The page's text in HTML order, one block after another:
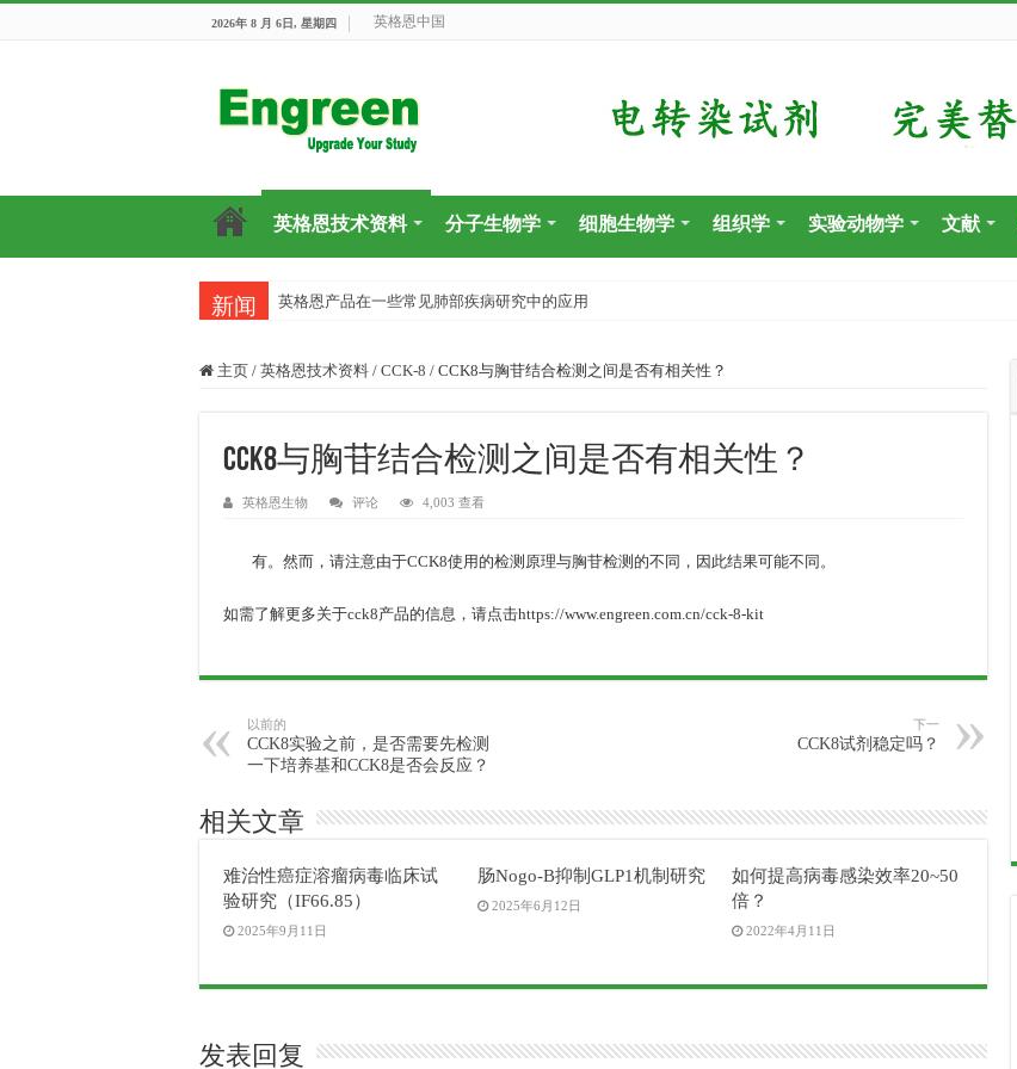
2026年 8 月 6日, 星期四 英格恩中国
英格恩技术资料 分子生物学 细胞生物学 组织学 实验动物学 文献
新闻 英格恩产品在一些常见肺部疾病研究中的应用
主页 / 英格恩技术资料 / CCK-8 / CCK8与胸苷结合检测之间是否有相关性？
CCK8与胸苷结合检测之间是否有相关性？
英格恩生物 评论 4,003 查看
有。然而，请注意由于CCK8使用的检测原理与胸苷检测的不同，因此结果可能不同。
如需了解更多关于cck8产品的信息，请点击https://www.engreen.com.cn/cck-8-kit
以前的
CCK8实验之前，是否需要先检测
一下培养基和CCK8是否会反应？
下一
CCK8试剂稳定吗？
相关文章
难治性癌症溶瘤病毒临床试
验研究（IF66.85）
2025年9月11日
肠Nogo-B抑制GLP1机制研究
2025年6月12日
如何提高病毒感染效率20~50
倍？
2022年4月11日
发表回复